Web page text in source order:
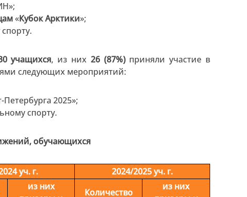
«Кубок Арктики»;
учащихся, из них 26 (87%)приняли участие в
следующих мероприятий:
2025»;
спорту.
обучающихся
уч. г.
2024/2025 уч. г.
из них
Количество
из них